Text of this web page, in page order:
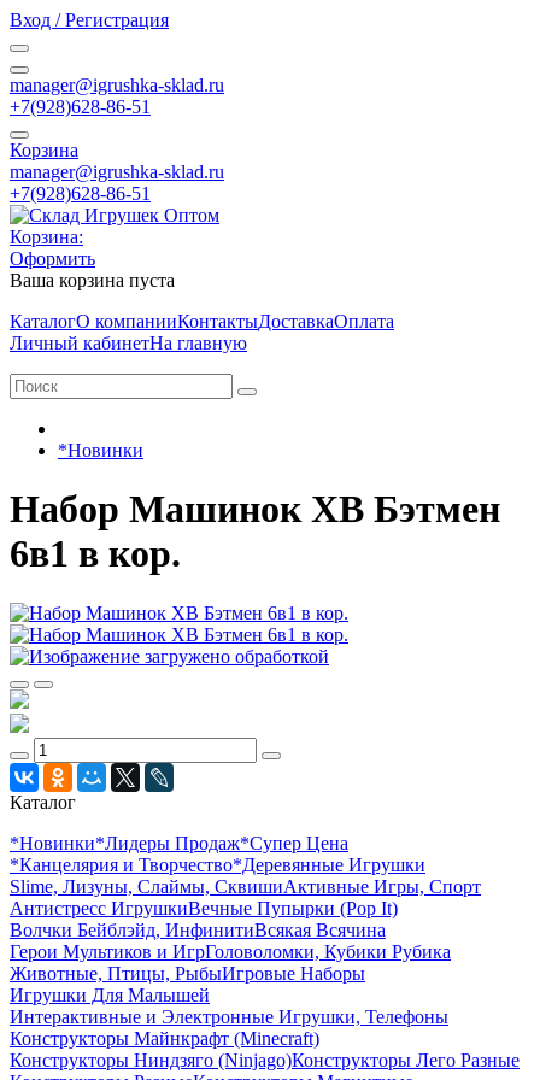
Вход / Регистрация
manager@igrushka-sklad.ru
+7(928)628-86-51
Корзина
manager@igrushka-sklad.ru
+7(928)628-86-51
Корзина:
Оформить
Ваша корзина пуста
КаталогО компанииКонтактыДоставкаОплата
Личный кабинетНа главную
*Новинки
Набор Машинок ХВ Бэтмен
6в1 в кор.
Каталог
*Новинки*Лидеры Продаж*Супер Цена
*Канцелярия и Творчество*Деревянные Игрушки
Slime, Лизуны, Слаймы, СквишиАктивные Игры, Спорт
Антистресс ИгрушкиВечные Пупырки (Pop It)
Волчки Бейблэйд, ИнфинитиВсякая Всячина
Герои Мультиков и ИгрГоловоломки, Кубики Рубика
Животные, Птицы, РыбыИгровые Наборы
Игрушки Для Малышей
Интерактивные и Электронные Игрушки, Телефоны
Конструкторы Майнкрафт (Minecraft)
Конструкторы Ниндзяго (Ninjago)Конструкторы Лего Разные